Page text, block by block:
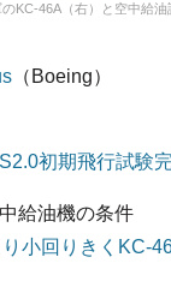
KC-46A（右）と空中給
（Boeing）
初期飛行試験
給油機の条件
小回りきくKC-